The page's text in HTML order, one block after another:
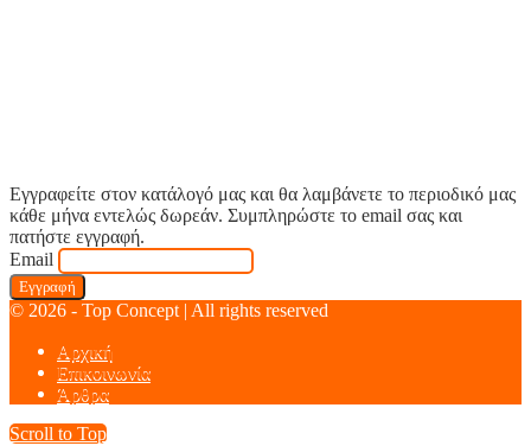
Εγγραφείτε στον κατάλογό μας και θα λαμβάνετε το περιοδικό μας
κάθε μήνα εντελώς δωρεάν. Συμπληρώστε το email σας και
πατήστε εγγραφή.
Email
© 2026 - Top Concept | All rights reserved
Αρχική
Επικοινωνία
Άρθρα
Scroll to Top